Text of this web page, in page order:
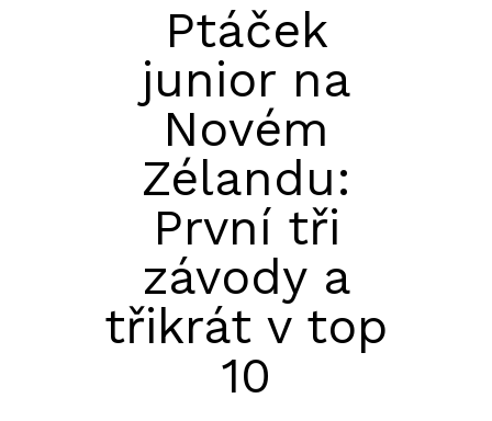
Ptáček
junior na
Novém
Zélandu:
První tři
závody a
třikrát v top
10